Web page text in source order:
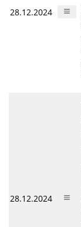
28.12.2024
28.12.2024